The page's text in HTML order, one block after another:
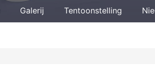
Galerij Tentoonstelling